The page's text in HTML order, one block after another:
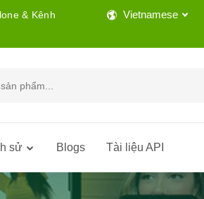
& Kênh
Vietnamese
sử Blogs Tài liệu API